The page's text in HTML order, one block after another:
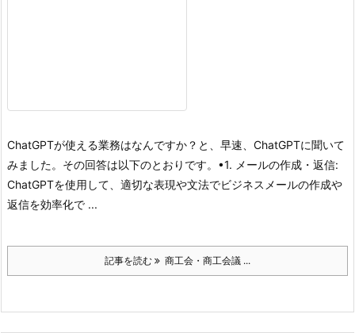
ChatGPTが使える業務はなんですか？ と、早速、ChatGPTに聞いて
みました。その回答は以下のとおりです。 •1. メールの作成・返信:
ChatGPTを使用して、適切な表現や文法でビジネスメールの作成や
返信を効率化で ...
記事を読む 商工会・商工会議 ...